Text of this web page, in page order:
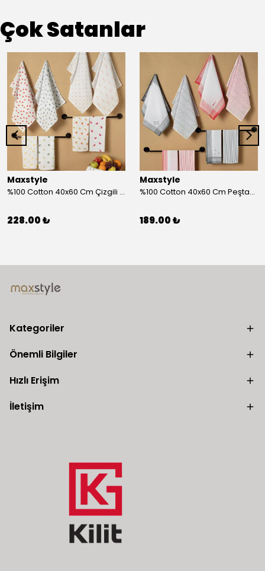
Çok Satanlar
Maxstyle
%100 Cotton 40x60 Cm Çizgili Peştemal Kurulama Bezi 2 Li Set
228.00 ₺
Maxstyle
%100 Cotton 40x60 Cm Peştamal Kurulama Bezi 4 Lü Set
189.00 ₺
Kategoriler
Önemli Bilgiler
Hızlı Erişim
İletişim